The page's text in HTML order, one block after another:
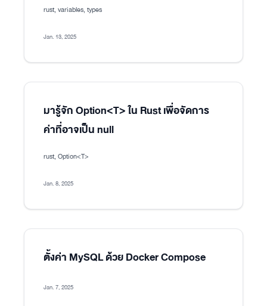
rust, variables, types
Jan. 13, 2025
มารู้จัก Option<T> ใน Rust เพื่อจัดการ
ค่าที่อาจเป็น null
rust, Option<T>
Jan. 8, 2025
ตั้งค่า MySQL ด้วย Docker Compose
Jan. 7, 2025